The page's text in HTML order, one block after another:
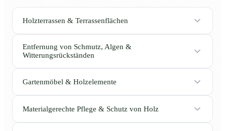
Holzterrassen & Terrassenflächen
Entfernung von Schmutz, Algen &
Witterungsrückständen
Gartenmöbel & Holzelemente
Materialgerechte Pflege & Schutz von Holz